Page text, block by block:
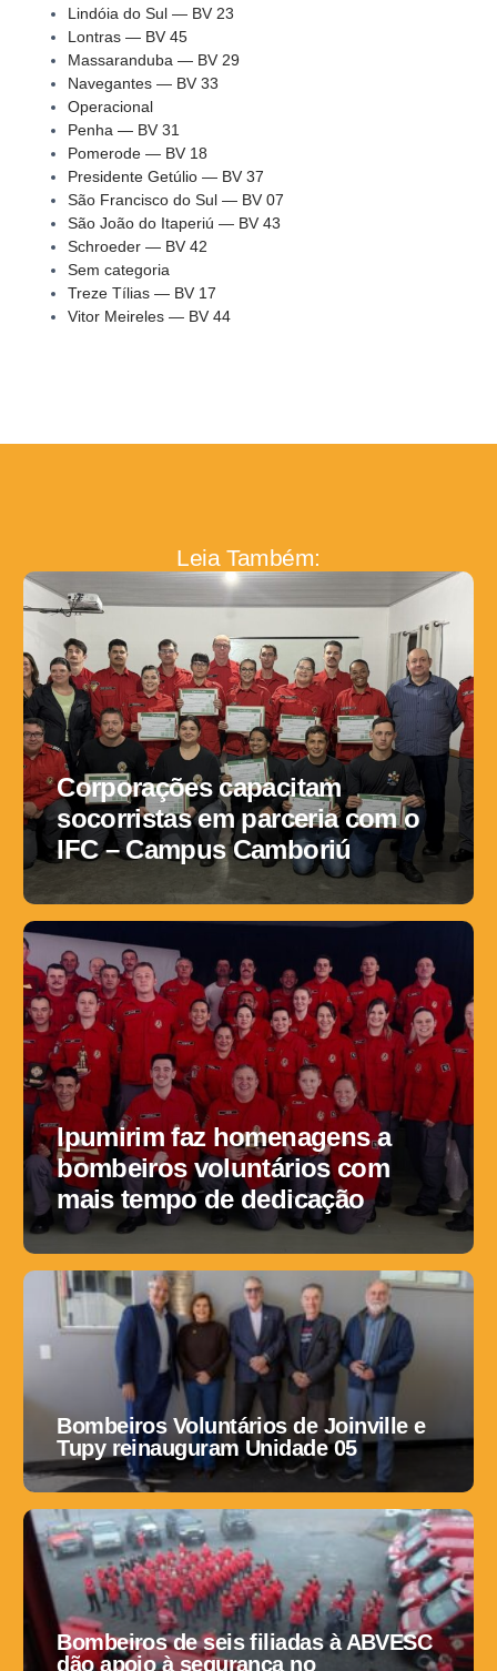
Lindóia do Sul — BV 23
Lontras — BV 45
Massaranduba — BV 29
Navegantes — BV 33
Operacional
Penha — BV 31
Pomerode — BV 18
Presidente Getúlio — BV 37
São Francisco do Sul — BV 07
São João do Itaperiú — BV 43
Schroeder — BV 42
Sem categoria
Treze Tílias — BV 17
Vitor Meireles — BV 44
Leia Também:
Corporações capacitam
socorristas em parceria com o
IFC – Campus Camboriú
Ipumirim faz homenagens a
bombeiros voluntários com
mais tempo de dedicação
Bombeiros Voluntários de Joinville e
Tupy reinauguram Unidade 05
Bombeiros de seis filiadas à ABVESC
dão apoio à segurança no